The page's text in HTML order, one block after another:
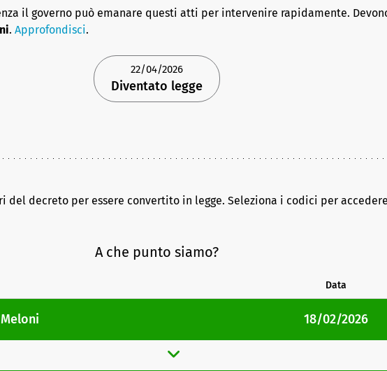
il governo può emanare questi atti per intervenire rapidamente.
. Approfondisci.
22/04/2026
Diventato legge
del decreto per essere convertito in legge. Seleziona i codici per
A che punto siamo?
Data
18/02/2026